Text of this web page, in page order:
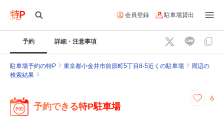
会員登録 駐車場貸出
予約 詳細・注意事項
駐車場予約の特P 東京都小金井市前原町5丁目8-5近くの駐車場
周辺の
検索結果
予約できる特P駐車場
6